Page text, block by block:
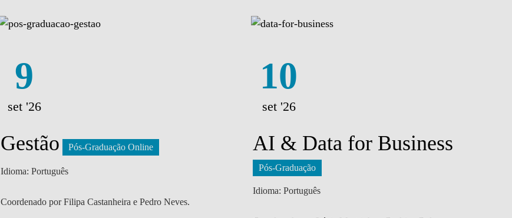
9
set '26
Gestão Pós-Graduação Online
Idioma: Português
Coordenado por Filipa Castanheira e Pedro Neves.
10
set '26
AI & Data for Business
Pós-Graduação
Idioma: Português